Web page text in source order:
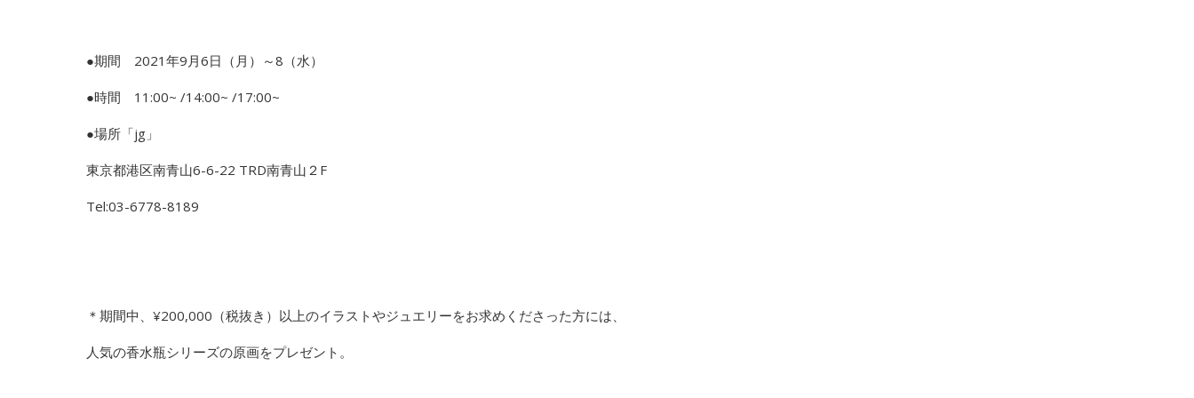
●期間 2021年9月6日（月）～8（水）
●時間 11:00~ /14:00~ /17:00~
●場所「jg」
東京都港区南青山6-6-22 TRD南青山２F
Tel:03-6778-8189
＊期間中、¥200,000（税抜き）以上のイラストやジュエリーをお求めくださった方には、
人気の香水瓶シリーズの原画をプレゼント。